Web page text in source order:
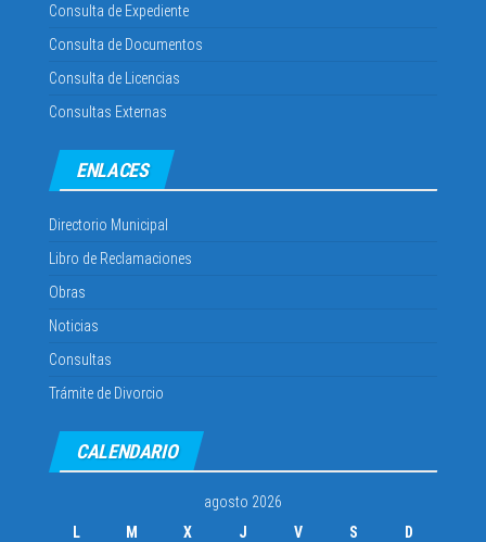
Consulta de Expediente
Consulta de Documentos
Consulta de Licencias
Consultas Externas
ENLACES
Directorio Municipal
Libro de Reclamaciones
Obras
Noticias
Consultas
Trámite de Divorcio
CALENDARIO
agosto 2026
L
M X J V S D